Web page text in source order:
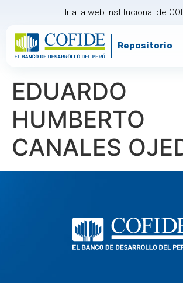
Ir a la web institucional de
Repositorio
EDUARDO
HUMBERTO
CANALES